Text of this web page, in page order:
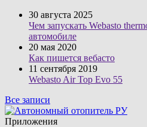
30 августа 2025
Чем запускать Webasto
автомобиле
20 мая 2020
Как пишется вебасто
11 сентября 2019
Webasto Air Top Evo 55
Все записи
Приложения